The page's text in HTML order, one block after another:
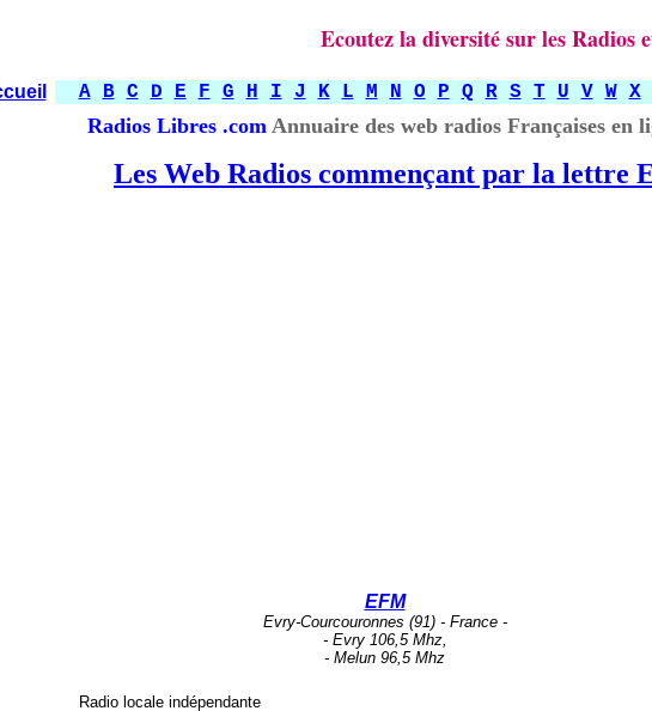
Ecoutez la diversité sur les Radios
A B C D E F G H I J K L M N O P Q R S T U V W X
Radios Libres .com Annuaire des web radios Françaises en
Les Web Radios commençant par la lettre
EFM
Evry-Courcouronnes (91) - France -
- Evry 106,5 Mhz,
- Melun 96,5 Mhz
Radio locale indépendante